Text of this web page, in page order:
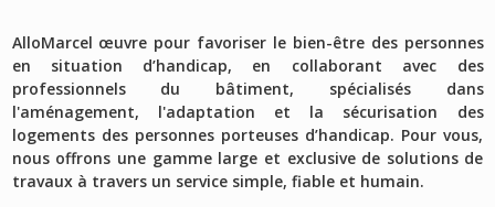
AlloMarcel œuvre pour favoriser le bien-être des personnes
en situation d’handicap, en collaborant avec des
professionnels du bâtiment, spécialisés dans
l'aménagement, l'adaptation et la sécurisation des
logements des personnes porteuses d’handicap. Pour vous,
nous offrons une gamme large et exclusive de solutions de
travaux à travers un service simple, fiable et humain.